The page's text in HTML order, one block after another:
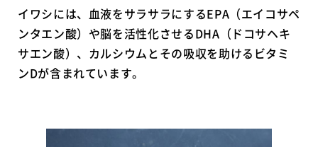
イワシには、血液をサラサラにするEPA（エイコサペ
ンタエン酸）や脳を活性化させるDHA（ドコサヘキ
サエン酸）、カルシウムとその吸収を助けるビタミ
ンDが含まれています。